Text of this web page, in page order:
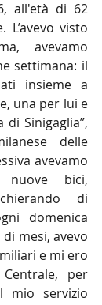
all'età di 62
L’avevo visto
avevamo
settimana: il
insieme a
una per lui e
di Sinigaglia”,
delle
avevamo
bici,
di
domenica
mesi, avevo
e mi ero
per
mio servizio